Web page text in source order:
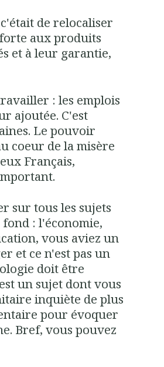
de relocaliser
aux produits
et à leur garantie,
: les emplois
ajoutée. C'est
Le pouvoir
coeur de la misère
Français,
sur tous les sujets
fond : l'économie,
vous aviez un
et ce n'est pas un
doit être
un sujet dont vous
inquiète de plus
pour évoquer
Bref, vous pouvez